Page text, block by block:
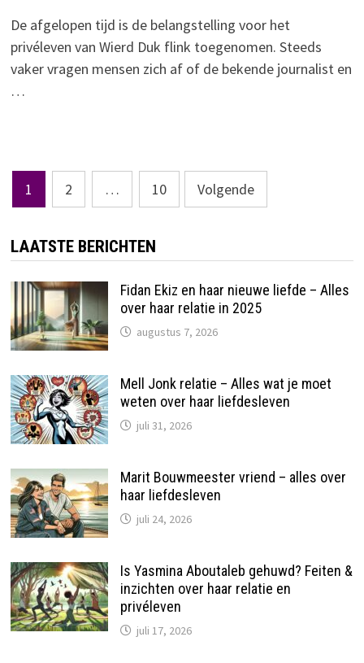
De afgelopen tijd is de belangstelling voor het
privéleven van Wierd Duk flink toegenomen. Steeds
vaker vragen mensen zich af of de bekende journalist en
…
Berichten
paginering
1 2 … 10 Volgende
LAATSTE BERICHTEN
Fidan Ekiz en haar nieuwe liefde – Alles
over haar relatie in 2025
augustus 7, 2026
Mell Jonk relatie – Alles wat je moet
weten over haar liefdesleven
juli 31, 2026
Marit Bouwmeester vriend – alles over
haar liefdesleven
juli 24, 2026
Is Yasmina Aboutaleb gehuwd? Feiten &
inzichten over haar relatie en
privéleven
juli 17, 2026